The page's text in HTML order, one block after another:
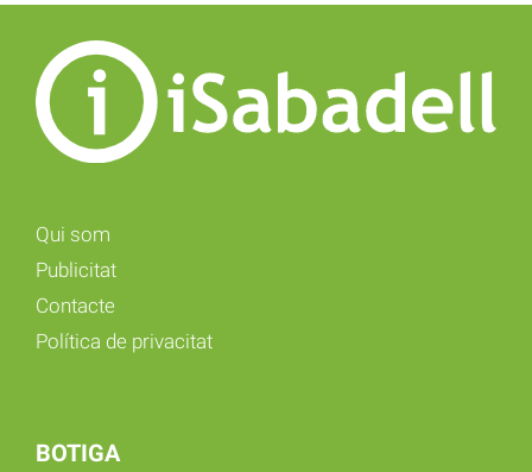
Qui som
Publicitat
Contacte
Política de privacitat
BOTIGA